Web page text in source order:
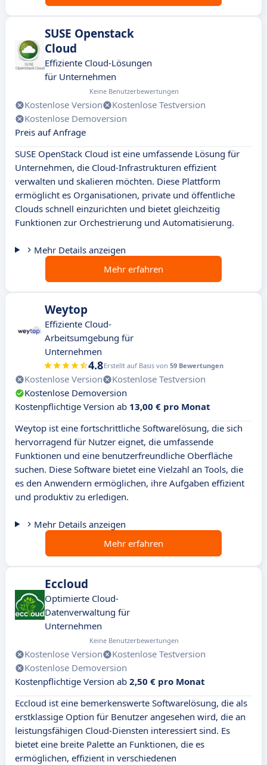
SUSE Openstack
Cloud
Effiziente Cloud-Lösungen
für Unternehmen
Keine Benutzerbewertungen
Kostenlose Version
Kostenlose Testversion
Kostenlose Demoversion
Preis auf Anfrage
SUSE OpenStack Cloud ist eine umfassende Lösung für
Unternehmen, die Cloud-Infrastrukturen effizient
verwalten und skalieren möchten. Diese Plattform
ermöglicht es Organisationen, private und öffentliche
Clouds schnell einzurichten und bietet gleichzeitig
Funktionen zur Orchestrierung und Automatisierung.
Mehr Details anzeigen
Mehr erfahren
Weytop
Effiziente Cloud-
Arbeitsumgebung für
Unternehmen
4.8Erstellt auf Basis von 59 Bewertungen
Kostenlose Version
Kostenlose Testversion
Kostenlose Demoversion
Kostenpflichtige Version ab 13,00 € pro Monat
Weytop ist eine fortschrittliche Softwarelösung, die sich
hervorragend für Nutzer eignet, die umfassende
Funktionen und eine benutzerfreundliche Oberfläche
suchen. Diese Software bietet eine Vielzahl an Tools, die
es den Anwendern ermöglichen, ihre Aufgaben effizient
und produktiv zu erledigen.
Mehr Details anzeigen
Mehr erfahren
Eccloud
Optimierte Cloud-
Datenverwaltung für
Unternehmen
Keine Benutzerbewertungen
Kostenlose Version
Kostenlose Testversion
Kostenlose Demoversion
Kostenpflichtige Version ab 2,50 € pro Monat
Eccloud ist eine bemerkenswerte Softwarelösung, die als
erstklassige Option für Benutzer angesehen wird, die an
leistungsfähigen Cloud-Diensten interessiert sind. Es
bietet eine breite Palette an Funktionen, die es
ermöglichen, effizient in verschiedenen